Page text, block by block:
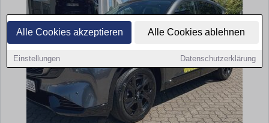
Alle Cookies akzeptieren Alle Cookies ablehnen
Einstellungen Datenschutzerklärung